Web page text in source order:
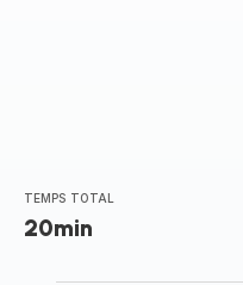
TEMPS TOTAL
20min